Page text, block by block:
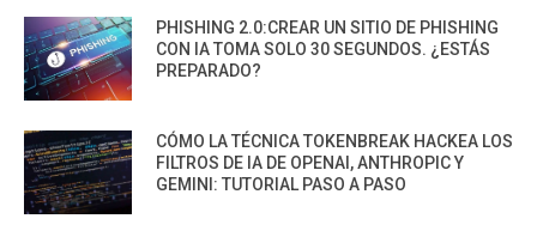
PHISHING 2.0:CREAR UN SITIO DE PHISHING
CON IA TOMA SOLO 30 SEGUNDOS. ¿ESTÁS
PREPARADO?
CÓMO LA TÉCNICA TOKENBREAK HACKEA LOS
FILTROS DE IA DE OPENAI, ANTHROPIC Y
GEMINI: TUTORIAL PASO A PASO